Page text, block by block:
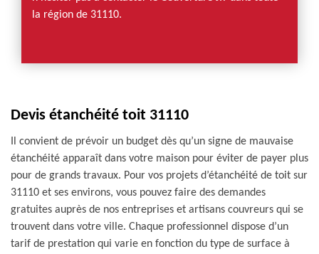
la région de 31110.
Devis étanchéité toit 31110
Il convient de prévoir un budget dès qu’un signe de mauvaise
étanchéité apparaît dans votre maison pour éviter de payer plus
pour de grands travaux. Pour vos projets d’étanchéité de toit sur
31110 et ses environs, vous pouvez faire des demandes
gratuites auprès de nos entreprises et artisans couvreurs qui se
trouvent dans votre ville. Chaque professionnel dispose d’un
tarif de prestation qui varie en fonction du type de surface à